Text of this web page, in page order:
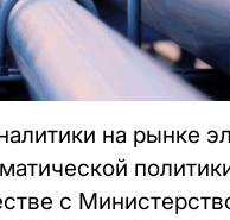
на рынке
с